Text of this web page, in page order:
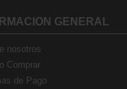
GENERAL
nosotros
Comprar
de Pago